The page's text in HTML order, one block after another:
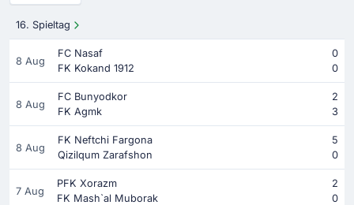
16. Spieltag
8 Aug
FC Nasaf
0
FK Kokand 1912
0
8 Aug
FC Bunyodkor
2
FK Agmk
3
8 Aug
FK Neftchi Fargona
5
Qizilqum Zarafshon
0
7 Aug
PFK Xorazm
2
FK Mash`al Muborak
0